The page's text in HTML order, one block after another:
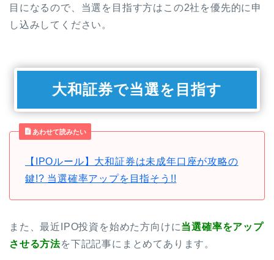
目になるので、当選を目指す方はこの2社を優先的に申
し込みしてください。
大和証券で当選を目指す
あわせて読みたい
【IPOルール】大和証券は未成年口座が攻略の
鍵!? 当選確率アップを目指そう!!
また、最近IPO投資を始めた方向けに当選確率をアップ
させる方法を下記記事にまとめてあります。